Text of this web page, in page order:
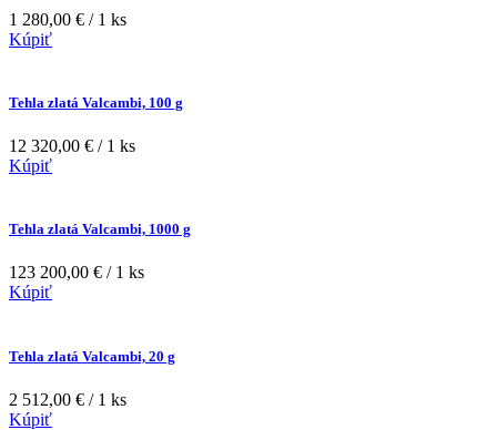
1 280,00 € / 1 ks
Kúpiť
Tehla zlatá Valcambi, 100 g
12 320,00 € / 1 ks
Kúpiť
Tehla zlatá Valcambi, 1000 g
123 200,00 € / 1 ks
Kúpiť
Tehla zlatá Valcambi, 20 g
2 512,00 € / 1 ks
Kúpiť